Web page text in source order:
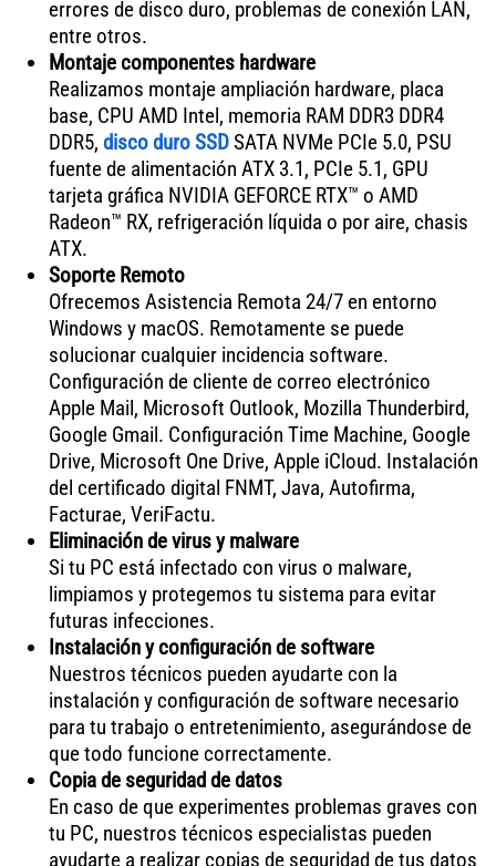
errores de disco duro, problemas de conexión LAN,
entre otros.
Montaje componentes hardware
Realizamos montaje ampliación hardware, placa
base, CPU AMD Intel, memoria RAM DDR3 DDR4
DDR5, disco duro SSDSATA NVMe PCIe 5.0, PSU
fuente de alimentación ATX 3.1, PCIe 5.1, GPU
tarjeta gráfica NVIDIA GEFORCE RTX™ o AMD
Radeon™ RX, refrigeración líquida o por aire, chasis
ATX.
Soporte Remoto
Ofrecemos Asistencia Remota 24/7 en entorno
Windows y macOS. Remotamente se puede
solucionar cualquier incidencia software.
Configuración de cliente de correo electrónico
Apple Mail, Microsoft Outlook, Mozilla Thunderbird,
Google Gmail. Configuración Time Machine, Google
Drive, Microsoft One Drive, Apple iCloud. Instalación
del certificado digital FNMT, Java, Autofirma,
Facturae, VeriFactu.
Eliminación de virus y malware
Si tu PC está infectado con virus o malware,
limpiamos y protegemos tu sistema para evitar
futuras infecciones.
Instalación y configuración de software
Nuestros técnicos pueden ayudarte con la
instalación y configuración de software necesario
para tu trabajo o entretenimiento, asegurándose de
que todo funcione correctamente.
Copia de seguridad de datos
En caso de que experimentes problemas graves con
tu PC, nuestros técnicos especialistas pueden
ayudarte a realizar copias de seguridad de tus datos